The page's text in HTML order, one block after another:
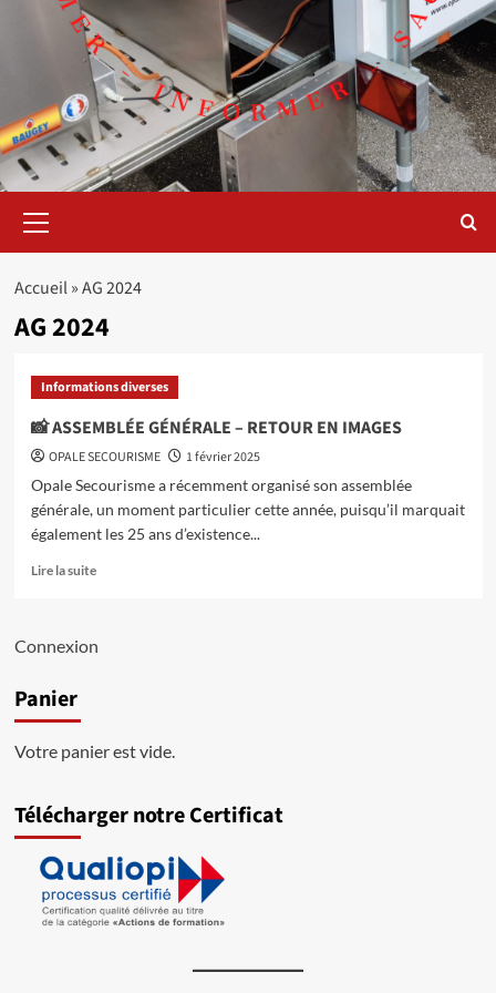
principal
Accueil»AG 2024
AG 2024
Informations diverses
📸 ASSEMBLÉE GÉNÉRALE – RETOUR EN IMAGES
OPALE SECOURISME
1 février 2025
Opale Secourisme a récemment organisé son assemblée
générale, un moment particulier cette année, puisqu’il marquait
également les 25 ans d’existence...
Lire la suiteEn
📸
EN
Connexion
Panier
Votre panier est vide.
Télécharger notre Certificat